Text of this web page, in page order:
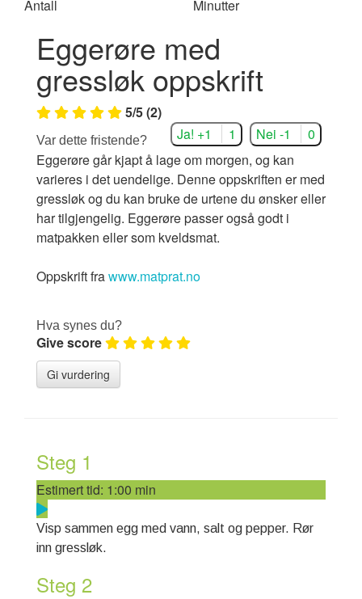
Antall
Minutter
Eggerøre med
gressløk oppskrift
5/5(2)
Var dette fristende? Ja! +1 1 Nei -1
0
Eggerøre går kjapt å lage om morgen, og kan
varieres i det uendelige. Denne oppskriften er med
gressløk og du kan bruke de urtene du ønsker eller
har tilgjengelig. Eggerøre passer også godt i
matpakken eller som kveldsmat.
Oppskrift frawww.matprat.no
Hva synes du?
Give score
Steg 1
Estimert tid: 1:00 min
Visp sammen egg med vann, salt og pepper. Rør
inn gressløk.
Steg 2